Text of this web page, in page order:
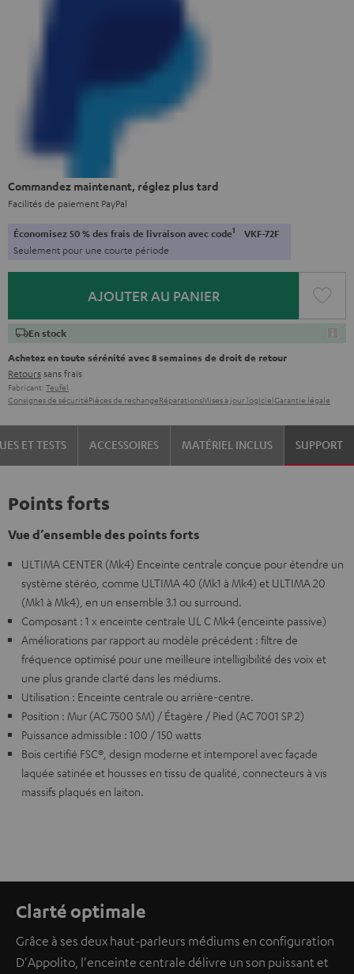
Commandez maintenant, réglez plus tard
Facilités de paiement PayPal
Économisez 50 % des frais de livraison avec code1 VKF-72F
Seulement pour une courte période
AJOUTER AU PANIER
En stock
Achetez en toute sérénité avec 8 semaines de droit de retour
Retourssans frais
Fabricant: Teufel
Consignes de sécuritéPièces de rechangeRéparationsMises à jour logicielGarantie légale
ET TESTS ACCESSOIRES MATÉRIEL INCLUS SUPPORT
Points forts
Vue d’ensemble des points forts
ULTIMA CENTER (Mk4) Enceinte centrale conçue pour étendre un
système stéréo, comme ULTIMA 40 (Mk1 à Mk4) et ULTIMA 20
(Mk1 à Mk4), en un ensemble 3.1 ou surround.
Composant : 1 x enceinte centrale UL C Mk4 (enceinte passive)
Améliorations par rapport au modèle précédent : filtre de
fréquence optimisé pour une meilleure intelligibilité des voix et
une plus grande clarté dans les médiums.
Utilisation : Enceinte centrale ou arrière-centre.
Position : Mur (AC 7500 SM) / Étagère / Pied (AC 7001 SP 2)
Puissance admissible : 100 / 150 watts
Bois certifié FSC®, design moderne et intemporel avec façade
laquée satinée et housses en tissu de qualité, connecteurs à vis
massifs plaqués en laiton.
Clarté optimale
Grâce à ses deux haut-parleurs médiums en configuration
D'Appolito, l'enceinte centrale délivre un son puissant et